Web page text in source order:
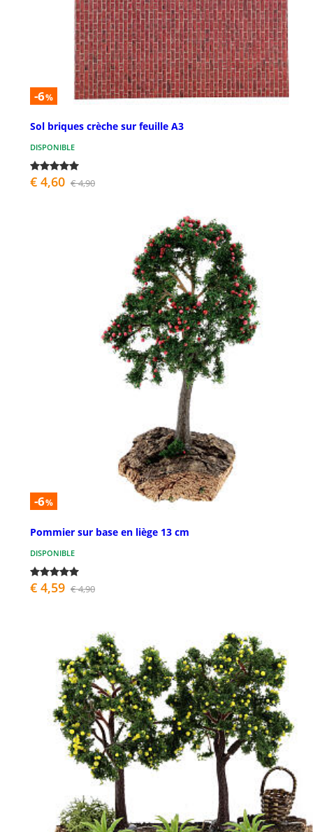
-6%
Sol briques crèche sur feuille A3
DISPONIBLE
€ 4,60 € 4,90
-6%
Pommier sur base en liège 13 cm
DISPONIBLE
€ 4,59 € 4,90